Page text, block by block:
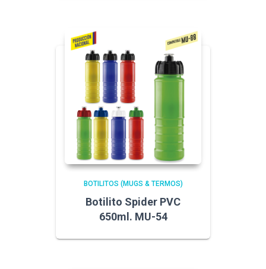
BOTILITOS (MUGS & TERMOS)
Botilito Spider PVC
650ml. MU-54